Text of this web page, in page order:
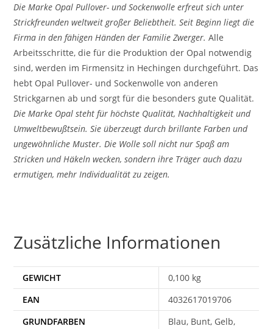
Die Marke Opal Pullover- und Sockenwolle erfreut sich unter
Strickfreunden weltweit großer Beliebtheit. Seit Beginn liegt die
Firma in den fähigen Händen der Familie Zwerger. Alle
Arbeitsschritte, die für die Produktion der Opal notwendig
sind, werden im Firmensitz in Hechingen durchgeführt. Das
hebt Opal Pullover- und Sockenwolle von anderen
Strickgarnen ab und sorgt für die besonders gute Qualität.
Die Marke Opal steht für höchste Qualität, Nachhaltigkeit und
Umweltbewußtsein. Sie überzeugt durch brillante Farben und
ungewöhnliche Muster. Die Wolle soll nicht nur Spaß am
Stricken und Häkeln wecken, sondern ihre Träger auch dazu
ermutigen, mehr Individualität zu zeigen.
Zusätzliche Informationen
GEWICHT
0,100 kg
EAN
4032617019706
Blau, Bunt, Gelb,